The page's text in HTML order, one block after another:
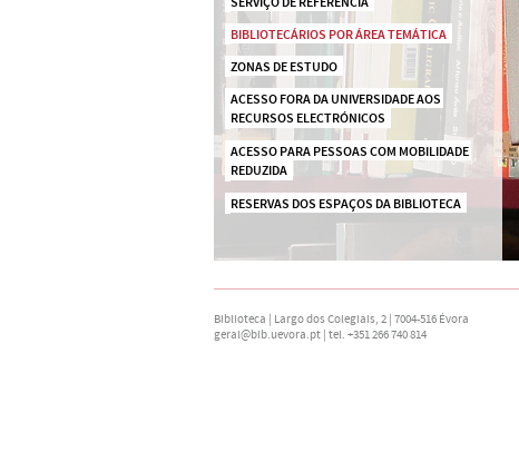
BIBLIOTECÁRIOS POR ÁREA TEMÁTICA
ZONAS DE ESTUDO
ACESSO FORA DA UNIVERSIDADE AOS
RECURSOS ELECTRÓNICOS
ACESSO PARA PESSOAS COM MOBILIDADE
REDUZIDA
RESERVAS DOS ESPAÇOS DA BIBLIOTECA
Biblioteca | Largo dos Colegiais, 2 | 7004-516 Évora
geral@bib.uevora.pt | tel. +351 266 740 814